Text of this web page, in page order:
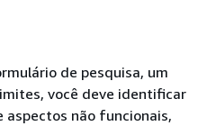
de pesquisa, um
você deve identificar
não funcionais,